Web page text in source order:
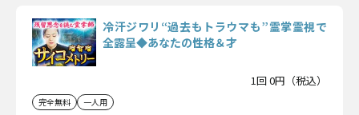
冷汗ジワリ“過去もトラウマも”霊掌霊視で
全露呈◆あなたの性格＆才
1回 0円（税込）
完全無料 一人用